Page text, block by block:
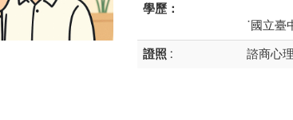
學歷：
˙國立臺
證照 :
諮商心